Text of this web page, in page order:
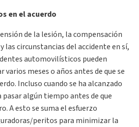
en el acuerdo
de la lesión, la compensación
las circunstancias del accidente en sí,
automovilísticos pueden
meses o años antes de que se
Incluso cuando se ha alcanzado
pasar algún tiempo antes de que
A esto se suma el esfuerzo
peritos para minimizar la